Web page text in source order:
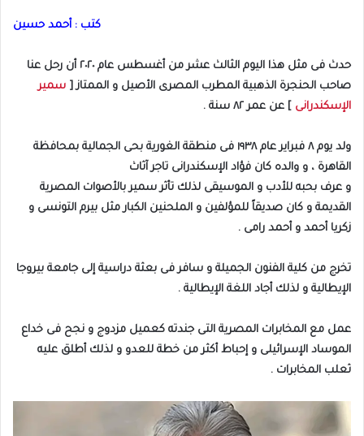
كتب : أحمد حسين
حدث فى مثل هذا اليوم الثالث عشر من أغسطس عام ٢٠٢٠ أن رحل عنا
صاحب الحنجرة الذهبية المطرب المصرى الأصيل و الممتاز [ سمير
الإسكندرانى ] عن عمر ٨٢ سنة .
ولد يوم ٨ فبراير عام ١٩٣٨ فى منطقة الغورية بحى الجمالية بمحافظة
القاهرة ، و والده كان فؤاد الإسكندرانى تاجر آثاث
و عرف بحبه للأدب و الموسيقى لذلك تأثر سمير بالأصوات المصرية
القديمة و كان صديقاً للمؤلفين و الملحنين الكبار مثل بيرم التونسى و
زكريا أحمد و أحمد رامى .
تخرج من كلية الفنون الجميلة و سافر فى بعثة دراسية إلى جامعة بيروجا
الإيطالية و لذلك أجاد اللغة الإيطالية .
عمل مع المخابرات المصرية التى جندته كعميل مزدوج و نجح فى خداع
الموساد الإسرائيلى و إحباط أكثر من خطة للعدو و لذلك أطلق عليه
ثعلب المخابرات .